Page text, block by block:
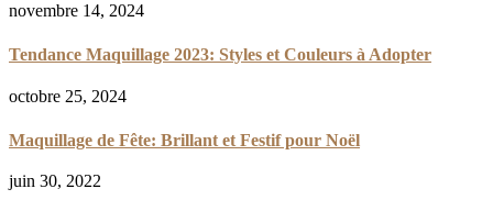
novembre 14, 2024
Tendance Maquillage 2023: Styles et Couleurs à Adopter
octobre 25, 2024
Maquillage de Fête: Brillant et Festif pour Noël
juin 30, 2022